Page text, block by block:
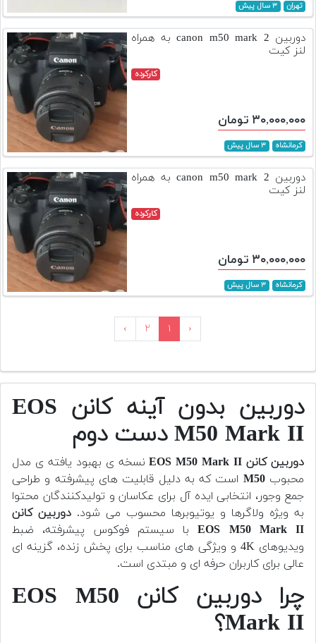
تهران ۳ سال پیش
دوربین canon m50 mark 2 به همراه
لنز کیت
کارکرده
۳۰,۰۰۰,۰۰۰ تومان
کرمانشاه ۳ سال پیش
دوربین canon m50 mark 2 به همراه
لنز کیت
کارکرده
۳۰,۰۰۰,۰۰۰ تومان
کرمانشاه ۳ سال پیش
‹ ۱ ۲ ›
دوربین بدون آینه کانن EOS
M50 Mark II دست دوم
دوربین کانن EOS M50 Mark II
نسخه ی بهبود یافته ی مدل
محبوبM50 است که به دلیل قابلیت های پیشرفته و طراحی
جمع وجور، انتخابی ایده آل برای عکاسان و تولیدکنندگان محتوا
به ویژه ولاگرها و یوتیوبرها محسوب می شود. دوربین کانن
EOS M50 Mark IIبا سیستم فوکوس پیشرفته، ضبط
ویدیوهای 4K و ویژگی های مناسب برای پخش زنده، گزینه ای
عالی برای کاربران حرفه ای و مبتدی است.
چرا دوربین کانن EOS M50
Mark II؟